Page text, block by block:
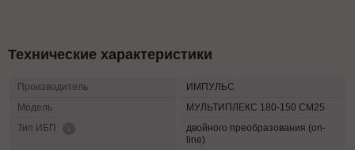
Технические характеристики
Производитель
ИМПУЛЬС
Модель
МУЛЬТИПЛЕКС 180-150 СМ25
Тип ИБП
двойного преобразования (on-
line)